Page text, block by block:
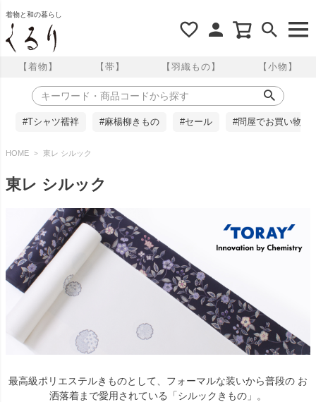
着物と和の暮らし
【着物】 【帯】 【羽織もの】 【小物】
#Tシャツ襦袢 #麻楊柳きもの #セール #問屋でお買い物
HOME 東レ シルック
東レ シルック
最高級ポリエステルきものとして、フォーマルな装いから普段の お
洒落着まで愛用されている「シルックきもの」。